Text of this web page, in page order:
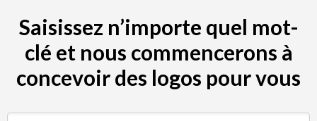
Saisissez n’importe quel mot-
clé et nous commencerons à
concevoir des logos pour vous